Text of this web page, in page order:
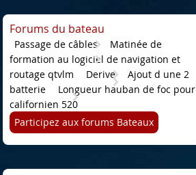
Forums du bateau
Passage de câbles
Matinée de
formation au logiciel de navigation et
routage qtvlm
Derive
Ajout d une 2
batterie
Longueur hauban de foc pour
californien 520
Participez aux forums Bateaux